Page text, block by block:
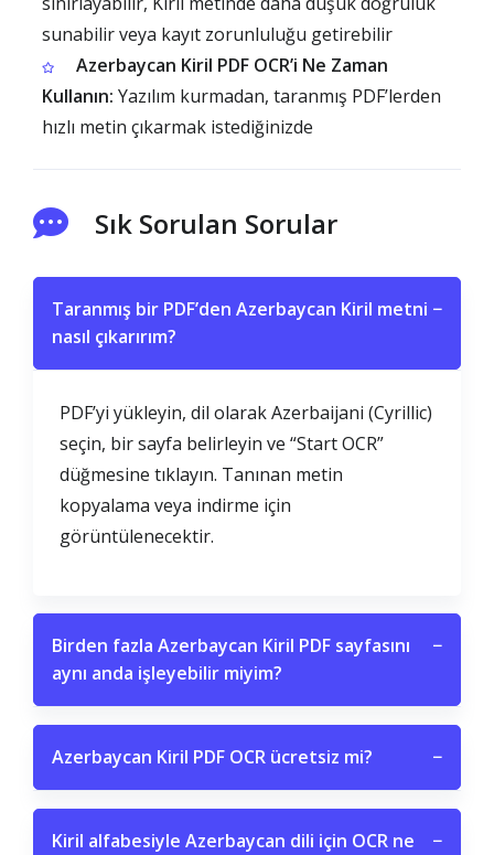
sunabilir veya kayıt zorunluluğu getirebilir
Azerbaycan Kiril PDF OCR’i Ne Zaman
Kullanın: Yazılım kurmadan, taranmış PDF’lerden
hızlı metin çıkarmak istediğinizde
Sık Sorulan Sorular
Taranmış bir PDF’den Azerbaycan Kiril metni
nasıl çıkarırım?
−
PDF’yi yükleyin, dil olarak Azerbaijani (Cyrillic)
seçin, bir sayfa belirleyin ve “Start OCR”
düğmesine tıklayın. Tanınan metin
kopyalama veya indirme için
görüntülenecektir.
Birden fazla Azerbaycan Kiril PDF sayfasını
aynı anda işleyebilir miyim?
−
Azerbaycan Kiril PDF OCR ücretsiz mi? −
Kiril alfabesiyle Azerbaycan dili için OCR ne
−